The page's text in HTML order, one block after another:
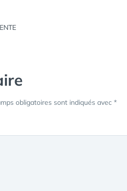
obligatoires sont indiqués avec *